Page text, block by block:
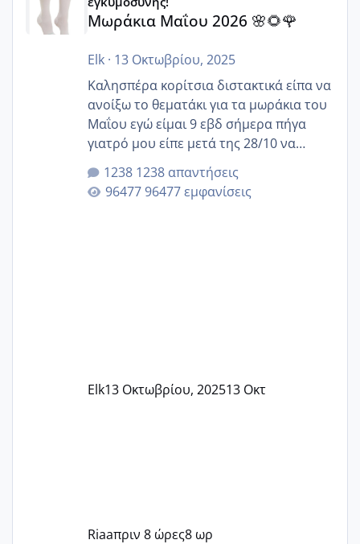
Μωράκια Μαΐου 2026 🌸🌻🌹
Elk· 13 Οκτωβρίου, 2025
Καλησπέρα κορίτσια διστακτικά είπα να
ανοίξω το θεματάκι για τα μωράκια του
Μαΐου εγώ είμαι 9 εβδ σήμερα πήγα
γιατρό μου είπε μετά της 28/10 να
κλείσω ραντεβού για την αυχενική είναι
καμιά άλλη κοπέλα να γεννάει Μάιο ;;
1238 απαντήσεις
96477 εμφανίσεις
Elk13 Οκτωβρίου, 202513 Οκτ
Riaaπριν 8 ώρες8 ωρ